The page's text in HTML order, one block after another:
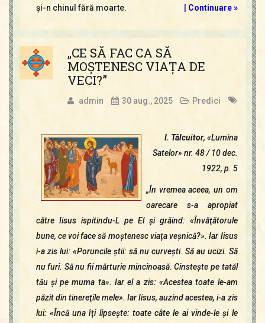
şi-n chinul fără moarte.
Continuare »
„CE SĂ FAC CA SĂ
MOŞTENESC VIAŢA DE
VECI?”
admin 30 aug., 2025 Predici
I. Tâlcuitor, «Lumina
Satelor» nr. 48 / 10 dec.
1922, p. 5
„În vremea aceea, un om
oarecare s-a apropiat
către Iisus ispitindu-L pe El şi grăind: «Învăţătorule
bune, ce voi face să moştenesc viaţa veşnică?». Iar Iisus
i-a zis lui: «Poruncile ştii: să nu curveşti. Să au ucizi. Să
nu furi. Să nu fii mărturie mincinoasă. Cinsteşte pe tatăl
tău şi pe muma ta». Iar el a zis: «Acestea toate le-am
păzit din tinereţile mele». Iar Iisus, auzind acestea, i-a zis
lui: «Încă una îţi lipseşte: toate câte le ai vinde-le şi le